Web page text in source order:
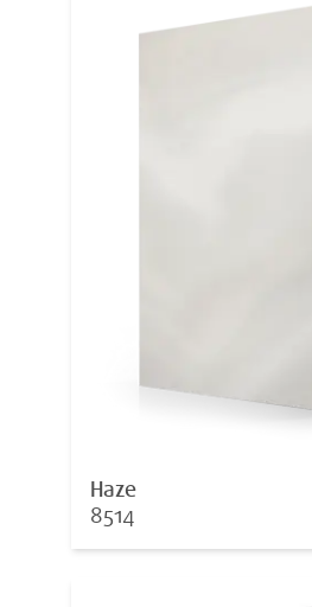
Haze
8514